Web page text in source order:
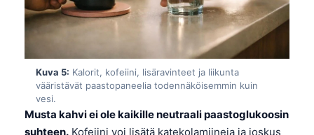
Kuva 5: Kalorit, kofeiini, lisäravinteet ja liikunta
vääristävät paastopaneelia todennäköisemmin kuin
vesi.
Musta kahvi ei ole kaikille neutraali paastoglukoosin
suhteen. Kofeiini voi lisätä katekolamiineja ja joskus